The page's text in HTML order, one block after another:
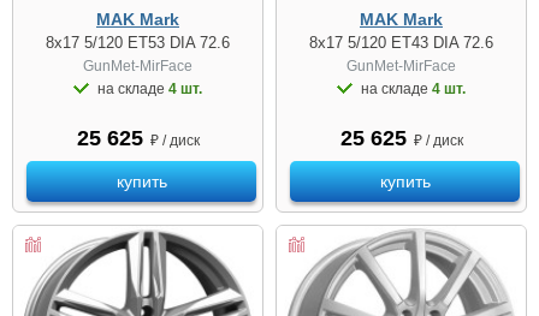
MAK Mark
8x17 5/120 ET53 DIA 72.6
GunMet-MirFace
на складе 4 шт.
25 625 ₽ / диск
купить
MAK Mark
8x17 5/120 ET43 DIA 72.6
GunMet-MirFace
на складе 4 шт.
25 625 ₽ / диск
купить